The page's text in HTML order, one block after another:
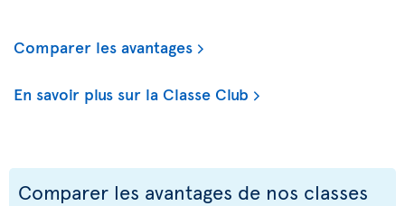
Comparer les avantages
En savoir plus sur la Classe Club
Comparer les avantages de nos classes